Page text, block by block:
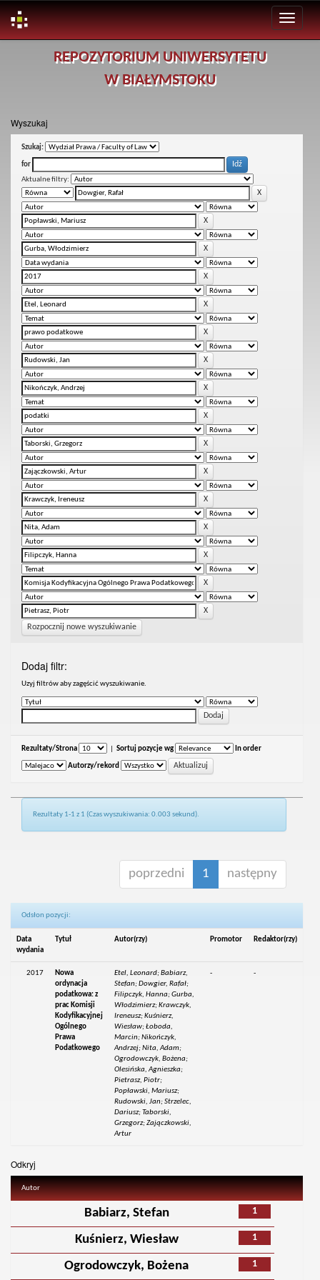
REPOZYTORIUM UNIWERSYTETU
W BIAŁYMSTOKU
Wyszukaj
Szukaj:
for
Aktualne filtry:
Rozpocznij nowe wyszukiwanie
Dodaj filtr:
Uzyj filtrów aby zagęścić wyszukiwanie.
Rezultaty/Strona Sortuj pozycje wg In order
Autorzy/rekord
Rezultaty 1-1 z 1 (Czas wyszukiwania: 0.003 sekund).
poprzedni 1 następny
Odsłon pozycji:
Data
wydania
Tytuł Autor(rzy) Promotor Redaktor(rzy)
2017
Nowa
ordynacja
podatkowa: z
prac Komisji
Kodyfikacyjnej
Ogólnego
Prawa
Podatkowego
Etel, Leonard; Babiarz,
Stefan; Dowgier, Rafał;
Filipczyk, Hanna; Gurba,
Włodzimierz; Krawczyk,
Ireneusz; Kuśnierz,
Wiesław; Łoboda,
Marcin; Nikończyk,
Andrzej; Nita, Adam;
Ogrodowczyk, Bożena;
Olesińska, Agnieszka;
Pietrasz, Piotr;
Popławski, Mariusz;
Rudowski, Jan; Strzelec,
Dariusz; Taborski,
Grzegorz; Zajączkowski,
Artur
- -
Odkryj
Autor
1
Babiarz, Stefan
1
Kuśnierz, Wiesław
1
Ogrodowczyk, Bożena